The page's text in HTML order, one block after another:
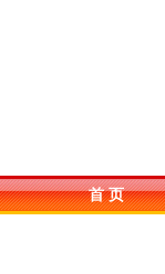
首 页